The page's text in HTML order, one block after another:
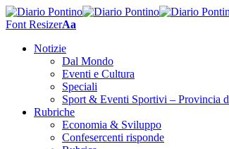
Font ResizerAa
Notizie
Dal Mondo
Eventi e Cultura
Speciali
Sport & Eventi Sportivi – Provincia
Rubriche
Economia & Sviluppo
Confesercenti risponde